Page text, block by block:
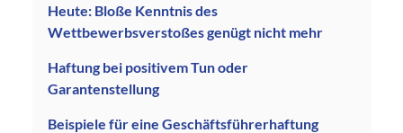
Heute: Bloße Kenntnis des
Wettbewerbsverstoßes genügt nicht mehr
Haftung bei positivem Tun oder
Garantenstellung
Beispiele für eine Geschäftsführerhaftung